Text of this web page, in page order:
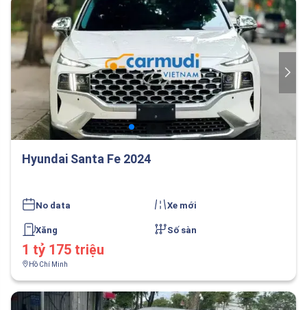
Hyundai Santa Fe 2024
No data Xe mới
Xăng Số sàn
1 tỷ 175 triệu
Hồ Chí Minh